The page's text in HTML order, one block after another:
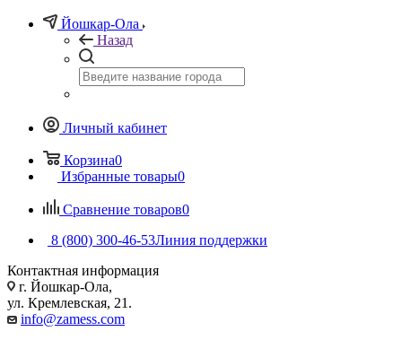
Йошкар-Ола
Назад
Личный кабинет
Корзина0
Избранные товары0
Сравнение товаров0
8 (800) 300-46-53Линия поддержки
Контактная информация
г. Йошкар-Ола,
ул. Кремлевская, 21.
info@zamess.com